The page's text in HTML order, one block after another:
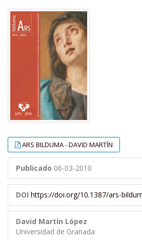
ARS BILDUMA - DAVID MARTÍN
Publicado 06-03-2010
DOI https://doi.org/10.1387/ars-
David Martín López
Universidad de Granada